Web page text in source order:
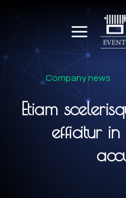
Company news
Etiam
efficitur